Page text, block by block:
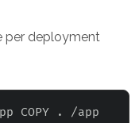
per deployment
COPY . /app